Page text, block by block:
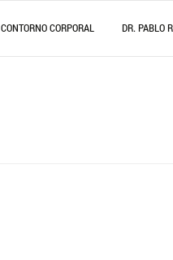
CONTORNO CORPORAL DR. PABLO